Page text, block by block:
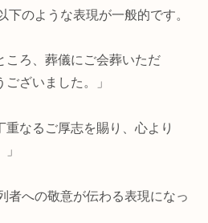
下のような表現が一般的です。
ころ、葬儀にご会葬いただ
ざいました。」
重なるご厚志を賜り、心より
者への敬意が伝わる表現になっ